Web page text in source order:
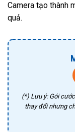
Camera tạo thành
quả.
(*) Lưu ý: Gói
thay đổi nhưng